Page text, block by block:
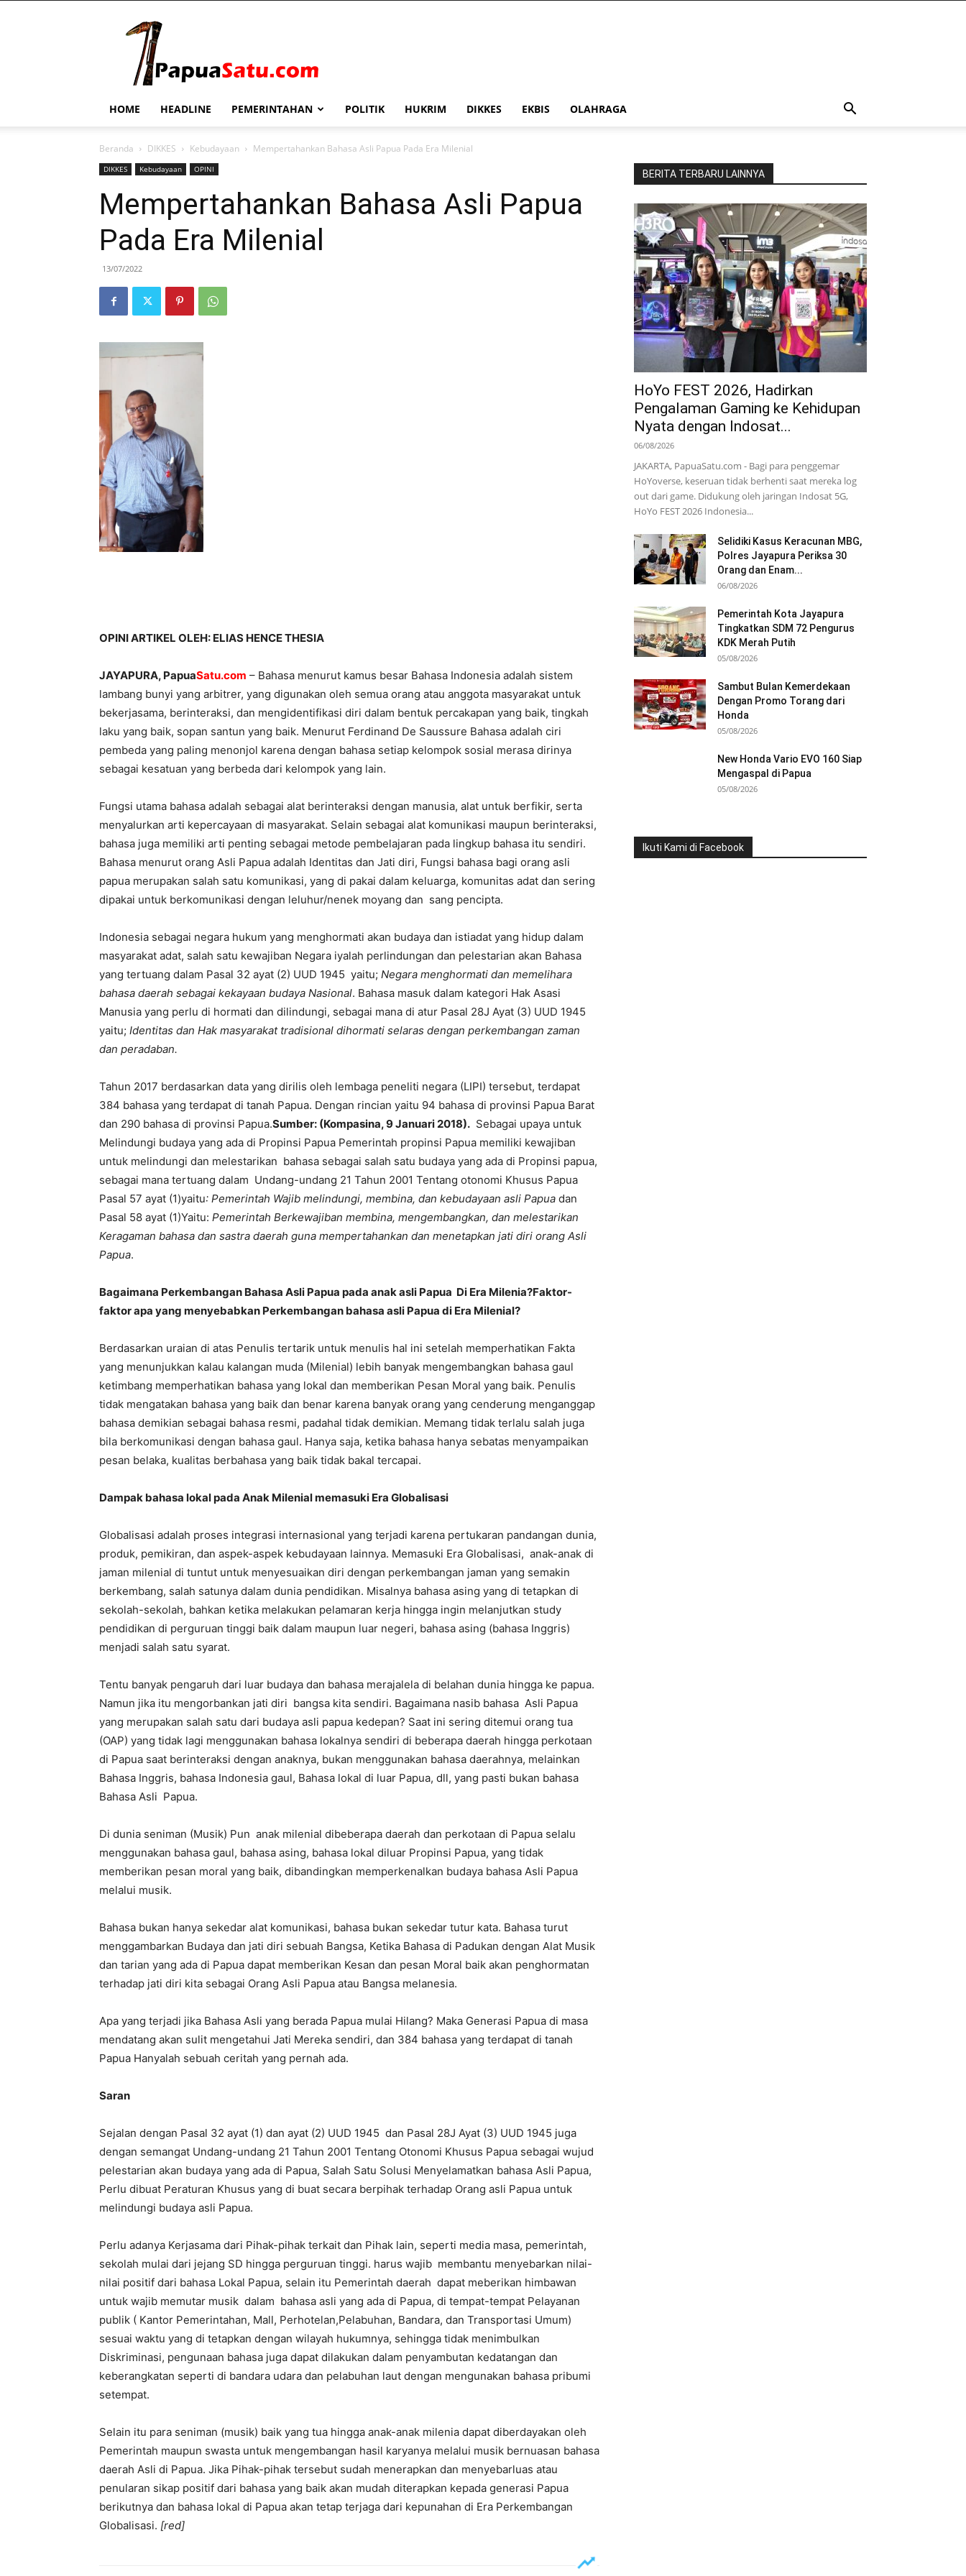
HOME HEADLINE PEMERINTAHAN POLITIK HUKRIM DIKKES EKBIS OLAHRAGA
Beranda DIKKES Kebudayaan Mempertahankan Bahasa Asli Papua Pada Era Milenial
DIKKES Kebudayaan OPINI
Mempertahankan Bahasa Asli Papua
Pada Era Milenial
13/07/2022
OPINI ARTIKEL OLEH: ELIAS HENCE THESIA
JAYAPURA, PapuaSatu.com – Bahasa menurut kamus besar Bahasa Indonesia adalah sistem
lambang bunyi yang arbitrer, yang digunakan oleh semua orang atau anggota masyarakat untuk
bekerjasama, berinteraksi, dan mengidentifikasi diri dalam bentuk percakapan yang baik, tingkah
laku yang baik, sopan santun yang baik. Menurut Ferdinand De Saussure Bahasa adalah ciri
pembeda yang paling menonjol karena dengan bahasa setiap kelompok sosial merasa dirinya
sebagai kesatuan yang berbeda dari kelompok yang lain.
Fungsi utama bahasa adalah sebagai alat berinteraksi dengan manusia, alat untuk berfikir, serta
menyalurkan arti kepercayaan di masyarakat. Selain sebagai alat komunikasi maupun berinteraksi,
bahasa juga memiliki arti penting sebagai metode pembelajaran pada lingkup bahasa itu sendiri.
Bahasa menurut orang Asli Papua adalah Identitas dan Jati diri, Fungsi bahasa bagi orang asli
papua merupakan salah satu komunikasi, yang di pakai dalam keluarga, komunitas adat dan sering
dipakai untuk berkomunikasi dengan leluhur/nenek moyang dan sang pencipta.
Indonesia sebagai negara hukum yang menghormati akan budaya dan istiadat yang hidup dalam
masyarakat adat, salah satu kewajiban Negara iyalah perlindungan dan pelestarian akan Bahasa
yang tertuang dalam Pasal 32 ayat (2) UUD 1945 yaitu; Negara menghormati dan memelihara
bahasa daerah sebagai kekayaan budaya Nasional. Bahasa masuk dalam kategori Hak Asasi
Manusia yang perlu di hormati dan dilindungi, sebagai mana di atur Pasal 28J Ayat (3) UUD 1945
yaitu; Identitas dan Hak masyarakat tradisional dihormati selaras dengan perkembangan zaman
dan peradaban.
Tahun 2017 berdasarkan data yang dirilis oleh lembaga peneliti negara (LIPI) tersebut, terdapat
384 bahasa yang terdapat di tanah Papua. Dengan rincian yaitu 94 bahasa di provinsi Papua Barat
dan 290 bahasa di provinsi Papua.Sumber: (Kompasina, 9 Januari 2018). Sebagai upaya untuk
Melindungi budaya yang ada di Propinsi Papua Pemerintah propinsi Papua memiliki kewajiban
untuk melindungi dan melestarikan bahasa sebagai salah satu budaya yang ada di Propinsi papua,
sebagai mana tertuang dalam Undang-undang 21 Tahun 2001 Tentang otonomi Khusus Papua
Pasal 57 ayat (1)yaitu: Pemerintah Wajib melindungi, membina, dan kebudayaan asli Papua dan
Pasal 58 ayat (1)Yaitu: Pemerintah Berkewajiban membina, mengembangkan, dan melestarikan
Keragaman bahasa dan sastra daerah guna mempertahankan dan menetapkan jati diri orang Asli
Papua.
Bagaimana Perkembangan Bahasa Asli Papua pada anak asli Papua Di Era Milenia?Faktor-
faktor apa yang menyebabkan Perkembangan bahasa asli Papua di Era Milenial?
Berdasarkan uraian di atas Penulis tertarik untuk menulis hal ini setelah memperhatikan Fakta
yang menunjukkan kalau kalangan muda (Milenial) lebih banyak mengembangkan bahasa gaul
ketimbang memperhatikan bahasa yang lokal dan memberikan Pesan Moral yang baik. Penulis
tidak mengatakan bahasa yang baik dan benar karena banyak orang yang cenderung menganggap
bahasa demikian sebagai bahasa resmi, padahal tidak demikian. Memang tidak terlalu salah juga
bila berkomunikasi dengan bahasa gaul. Hanya saja, ketika bahasa hanya sebatas menyampaikan
pesan belaka, kualitas berbahasa yang baik tidak bakal tercapai.
Dampak bahasa lokal pada Anak Milenial memasuki Era Globalisasi
Globalisasi adalah proses integrasi internasional yang terjadi karena pertukaran pandangan dunia,
produk, pemikiran, dan aspek-aspek kebudayaan lainnya. Memasuki Era Globalisasi, anak-anak di
jaman milenial di tuntut untuk menyesuaikan diri dengan perkembangan jaman yang semakin
berkembang, salah satunya dalam dunia pendidikan. Misalnya bahasa asing yang di tetapkan di
sekolah-sekolah, bahkan ketika melakukan pelamaran kerja hingga ingin melanjutkan study
pendidikan di perguruan tinggi baik dalam maupun luar negeri, bahasa asing (bahasa Inggris)
menjadi salah satu syarat.
Tentu banyak pengaruh dari luar budaya dan bahasa merajalela di belahan dunia hingga ke papua.
Namun jika itu mengorbankan jati diri bangsa kita sendiri. Bagaimana nasib bahasa Asli Papua
yang merupakan salah satu dari budaya asli papua kedepan? Saat ini sering ditemui orang tua
(OAP) yang tidak lagi menggunakan bahasa lokalnya sendiri di beberapa daerah hingga perkotaan
di Papua saat berinteraksi dengan anaknya, bukan menggunakan bahasa daerahnya, melainkan
Bahasa Inggris, bahasa Indonesia gaul, Bahasa lokal di luar Papua, dll, yang pasti bukan bahasa
Bahasa Asli Papua.
Di dunia seniman (Musik) Pun anak milenial dibeberapa daerah dan perkotaan di Papua selalu
menggunakan bahasa gaul, bahasa asing, bahasa lokal diluar Propinsi Papua, yang tidak
memberikan pesan moral yang baik, dibandingkan memperkenalkan budaya bahasa Asli Papua
melalui musik.
Bahasa bukan hanya sekedar alat komunikasi, bahasa bukan sekedar tutur kata. Bahasa turut
menggambarkan Budaya dan jati diri sebuah Bangsa, Ketika Bahasa di Padukan dengan Alat Musik
dan tarian yang ada di Papua dapat memberikan Kesan dan pesan Moral baik akan penghormatan
terhadap jati diri kita sebagai Orang Asli Papua atau Bangsa melanesia.
Apa yang terjadi jika Bahasa Asli yang berada Papua mulai Hilang? Maka Generasi Papua di masa
mendatang akan sulit mengetahui Jati Mereka sendiri, dan 384 bahasa yang terdapat di tanah
Papua Hanyalah sebuah ceritah yang pernah ada.
Saran
Sejalan dengan Pasal 32 ayat (1) dan ayat (2) UUD 1945 dan Pasal 28J Ayat (3) UUD 1945 juga
dengan semangat Undang-undang 21 Tahun 2001 Tentang Otonomi Khusus Papua sebagai wujud
pelestarian akan budaya yang ada di Papua, Salah Satu Solusi Menyelamatkan bahasa Asli Papua,
Perlu dibuat Peraturan Khusus yang di buat secara berpihak terhadap Orang asli Papua untuk
melindungi budaya asli Papua.
Perlu adanya Kerjasama dari Pihak-pihak terkait dan Pihak lain, seperti media masa, pemerintah,
sekolah mulai dari jejang SD hingga perguruan tinggi. harus wajib membantu menyebarkan nilai-
nilai positif dari bahasa Lokal Papua, selain itu Pemerintah daerah dapat meberikan himbawan
untuk wajib memutar musik dalam bahasa asli yang ada di Papua, di tempat-tempat Pelayanan
publik ( Kantor Pemerintahan, Mall, Perhotelan,Pelabuhan, Bandara, dan Transportasi Umum)
sesuai waktu yang di tetapkan dengan wilayah hukumnya, sehingga tidak menimbulkan
Diskriminasi, pengunaan bahasa juga dapat dilakukan dalam penyambutan kedatangan dan
keberangkatan seperti di bandara udara dan pelabuhan laut dengan mengunakan bahasa pribumi
setempat.
Selain itu para seniman (musik) baik yang tua hingga anak-anak milenia dapat diberdayakan oleh
Pemerintah maupun swasta untuk mengembangan hasil karyanya melalui musik bernuasan bahasa
daerah Asli di Papua. Jika Pihak-pihak tersebut sudah menerapkan dan menyebarluas atau
penularan sikap positif dari bahasa yang baik akan mudah diterapkan kepada generasi Papua
berikutnya dan bahasa lokal di Papua akan tetap terjaga dari kepunahan di Era Perkembangan
Globalisasi. [red]
BERITA TERBARU LAINNYA
HoYo FEST 2026, Hadirkan
Pengalaman Gaming ke Kehidupan
Nyata dengan Indosat...
06/08/2026
JAKARTA, PapuaSatu.com - Bagi para penggemar
HoYoverse, keseruan tidak berhenti saat mereka log
out dari game. Didukung oleh jaringan Indosat 5G,
HoYo FEST 2026 Indonesia...
Selidiki Kasus Keracunan MBG,
Polres Jayapura Periksa 30
Orang dan Enam...
06/08/2026
Pemerintah Kota Jayapura
Tingkatkan SDM 72 Pengurus
KDK Merah Putih
05/08/2026
Sambut Bulan Kemerdekaan
Dengan Promo Torang dari
Honda
05/08/2026
New Honda Vario EVO 160 Siap
Mengaspal di Papua
05/08/2026
Ikuti Kami di Facebook